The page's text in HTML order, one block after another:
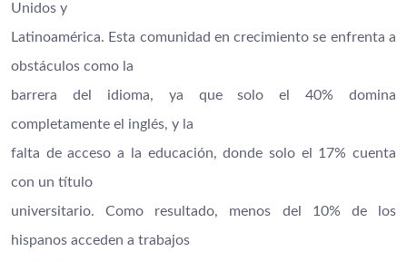
Unidos y
Latinoamérica. Esta comunidad en crecimiento se enfrenta a
obstáculos como la
barrera del idioma, ya que solo el 40% domina
completamente el inglés, y la
falta de acceso a la educación, donde solo el 17% cuenta
con un título
universitario. Como resultado, menos del 10% de los
hispanos acceden a trabajos